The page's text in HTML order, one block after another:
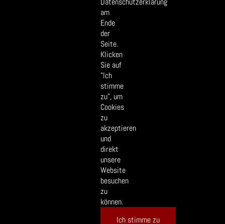
am
Ende
der
Seite.
Klicken
Sie auf
"Ich
stimme
zu", um
Cookies
zu
akzeptieren
und
direkt
unsere
Website
besuchen
zu
können.